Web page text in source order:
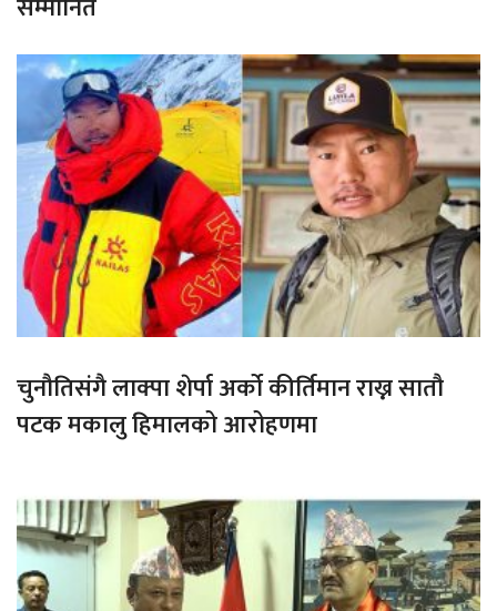
चुनौतिसंगै लाक्पा शेर्पा अर्को कीर्तिमान राख्न सातौ
पटक मकालु हिमालको आरोहणमा